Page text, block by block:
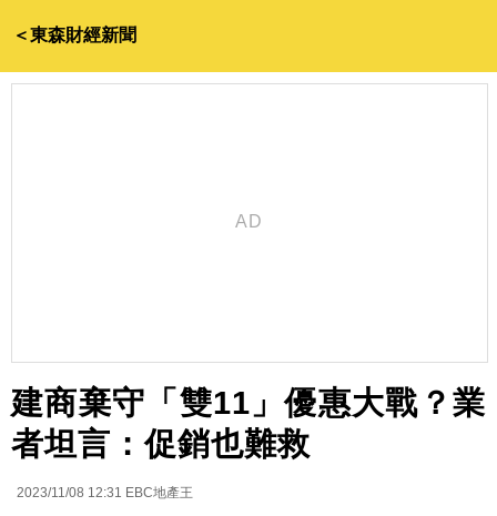
＜東森財經新聞
建商棄守「雙11」優惠大戰？業
者坦言：促銷也難救
2023/11/08 12:31 EBC地產王